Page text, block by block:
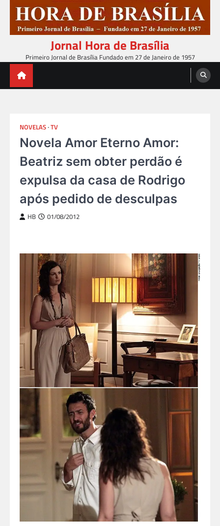
content
Jornal Hora de Brasília
Primeiro Jornal de Brasília Fundado em 27 de Janeiro de 1957
NOVELAS TV
Novela Amor Eterno Amor:
Beatriz sem obter perdão é
expulsa da casa de Rodrigo
após pedido de desculpas
HB 01/08/2012